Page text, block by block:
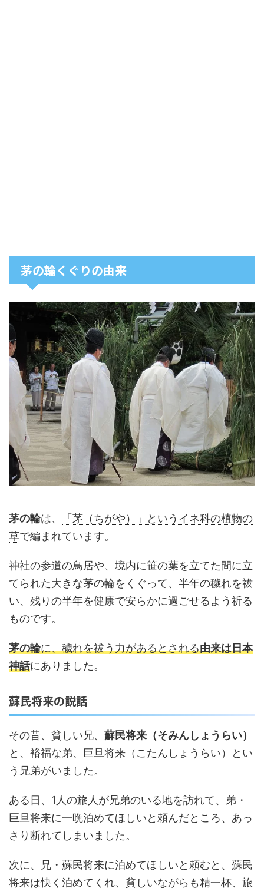
茅の輪くぐりの由来
茅の輪は、
「茅（ちがや）」というイネ科の植物の
草で編まれています。
神社の参道の鳥居や、境内に笹の葉を立てた間に立
てられた大きな茅の輪をくぐって、半年の穢れを祓
い、残りの半年を健康で安らかに過ごせるよう祈る
ものです。
茅の輪に、穢れを祓う力があるとされる由来は日本
神話にありました。
蘇民将来の説話
その昔、貧しい兄、 蘇民将来（そみんしょうらい）
と、裕福な弟、巨旦将来（こたんしょうらい）とい
う兄弟がいました。
ある日、1人の旅人が兄弟のいる地を訪れて、弟・
巨旦将来に一晩泊めてほしいと頼んだところ、あっ
さり断れてしまいました。
次に、兄・蘇民将来に泊めてほしいと頼むと、蘇民
将来は快く泊めてくれ、貧しいながらも精一杯、旅